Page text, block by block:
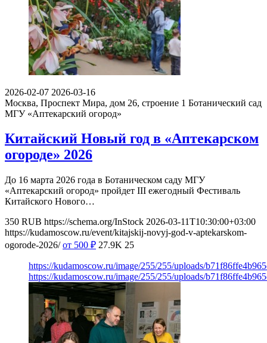
2026-02-07 2026-03-16
Москва, Проспект Мира, дом 26, строение 1 Ботанический сад
МГУ «Аптекарский огород»
Китайский Новый год в «Аптекарском
огороде» 2026
До 16 марта 2026 года в Ботаническом саду МГУ
«Аптекарский огород» пройдет III ежегодный Фестиваль
Китайского Нового…
350 RUB https://schema.org/InStock 2026-03-11T10:30:00+03:00
https://kudamoscow.ru/event/kitajskij-novyj-god-v-aptekarskom-
ogorode-2026/ от 500 ₽ 27.9K 25
https://kudamoscow.ru/image/255/255/uploads/
https://kudamoscow.ru/image/255/255/uploads/